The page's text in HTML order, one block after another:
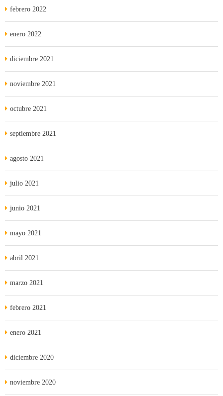
febrero 2022
enero 2022
diciembre 2021
noviembre 2021
octubre 2021
septiembre 2021
agosto 2021
julio 2021
junio 2021
mayo 2021
abril 2021
marzo 2021
febrero 2021
enero 2021
diciembre 2020
noviembre 2020